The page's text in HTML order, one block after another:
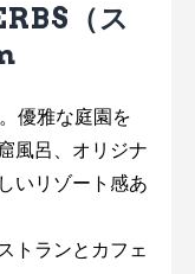
（ス
優雅な庭園を
風呂、オリジナ
いリゾート感あ
トランとカフェ